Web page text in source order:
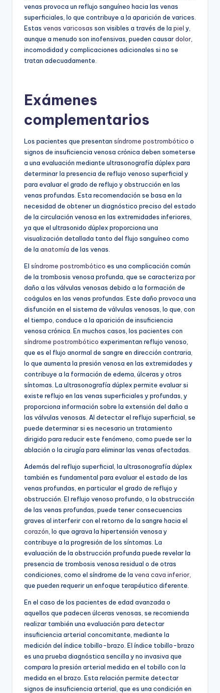
venas provoca un reflujo sanguíneo hacia las venas
superficiales, lo que contribuye a la aparición de varices.
Estas venas varicosas son visibles a través de la piel y,
aunque a menudo son inofensivas, pueden causardolor
incomodidad y complicaciones adicionales si no se
tratan adecuadamente.
Exámenes
complementarios
Los pacientes que presentan síndrome postrombótico o
signos de insuficiencia venosa crónica deben someterse
a una evaluación mediante ultrasonografía dúplex para
determinar la presencia de reflujo venoso superficial y
para evaluar el grado de reflujo y obstrucción en las
venas profundas. Esta recomendación se basa en la
necesidad de obtener un diagnóstico preciso del estado
de la circulación venosa en las extremidades inferiores,
ya que el ultrasonido dúplex proporciona una
visualización detallada tanto del flujo sanguíneo como
de la anatomía de las venas.
El síndrome postrombótico es una complicación común
de la trombosis venosa profunda, que se caracteriza por
daño a las válvulas venosas debido a la formación de
coágulos en las venas profundas. Este daño provoca una
disfunción en el sistema de válvulas venosas, lo que, con
el tiempo, conduce a la aparición de insuficiencia
venosa crónica. En muchos casos, los pacientes con
síndrome postrombótico experimentan reflujo venoso,
que es el flujo anormal de sangre en dirección contraria,
lo que aumenta la presión venosa en las extremidades y
contribuye a la formación de edema, úlceras y otros
síntomas. La ultrasonografía dúplex permite evaluar si
existe reflujo en las venas superficiales y profundas, y
proporciona información sobre la extensión del daño a
las válvulas venosas. Al detectar el reflujo superficial, se
puede determinar si es necesario un tratamiento
dirigido para reducir este fenómeno, como puede ser la
ablación o la cirugía para eliminar las venas afectadas.
Además del reflujo superficial, la ultrasonografía dúplex
también es fundamental para evaluar el estado de las
venas profundas, en particular el grado de reflujo y
obstrucción. El reflujo venoso profundo, o la obstrucción
de las venas profundas, puede tener consecuencias
graves al interferir con el retorno de la sangre hacia el
corazón , lo que agrava la hipertensión venosa y
contribuye a la progresión de los síntomas. La
evaluación de la obstrucción profunda puede revelar la
presencia de trombosis venosa residual o de otras
condiciones, como el síndrome de la vena cava inferior
que pueden requerir un enfoque terapéutico diferente.
En el caso de los pacientes de edad avanzada o
aquellos que padecen úlceras venosas, se recomienda
realizar también una evaluación para detectar
insuficiencia arterial concomitante, mediante la
medición del índice tobillo-brazo. El índice tobillo-brazo
es una prueba diagnóstica sencilla y no invasiva que
compara la presión arterial medida en el tobillo con la
medida en el brazo. Esta relación permite detectar
signos de insuficiencia arterial, que es una condición en